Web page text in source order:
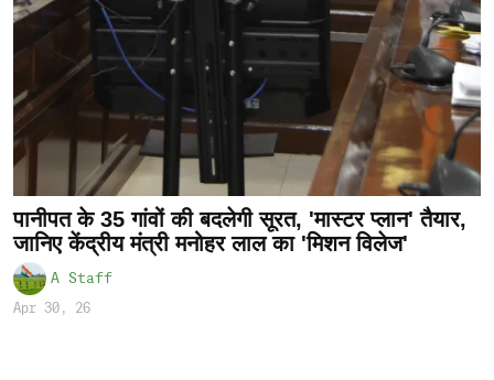
पानीपत के 35 गांवों की बदलेगी सूरत, 'मास्टर प्लान' तैयार,
जानिए केंद्रीय मंत्री मनोहर लाल का 'मिशन विलेज'
A Staff
Apr 30, 26